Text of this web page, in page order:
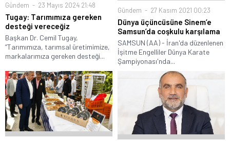
Gündem 23 Mayıs 2024 21:48
Tugay: Tarımımıza gereken
desteği vereceğiz
Başkan Dr. Cemil Tugay,
“Tarımımıza, tarımsal üretimimize,
markalarımıza gereken desteği...
Gündem 27 Kasım 2021 00:23
Dünya üçüncüsüne Sinem’e
Samsun’da coşkulu karşılama
SAMSUN (AA) - İran'da düzenlenen
İşitme Engelliler Dünya Karate
Şampiyonası'nda...